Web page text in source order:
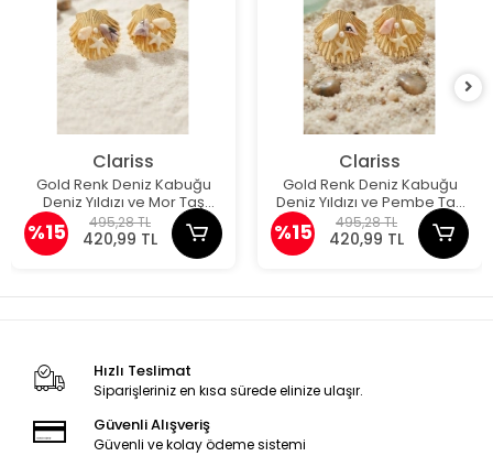
Clariss
Gold Renk Deniz Kabuğu
Deniz Yıldızı ve Mor Taş
Detaylı Küpe
%15 495,28 TL
420,99 TL
Clariss
Gold Renk Deniz Kabuğu
Deniz Yıldızı ve Pembe Taş
Detaylı Küpe
%15 495,28 TL
420,99 TL
Hızlı Teslimat
Siparişleriniz en kısa sürede elinize ulaşır.
Güvenli Alışveriş
Güvenli ve kolay ödeme sistemi